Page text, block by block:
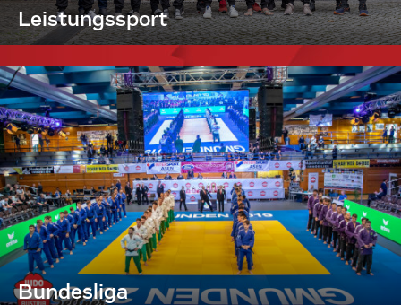
Leistungssport
Bundesliga